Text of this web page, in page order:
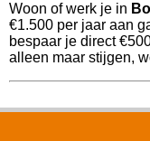
Woon of werk je in
€1.500 per jaar aan
bespaar je direct
alleen maar stijgen,